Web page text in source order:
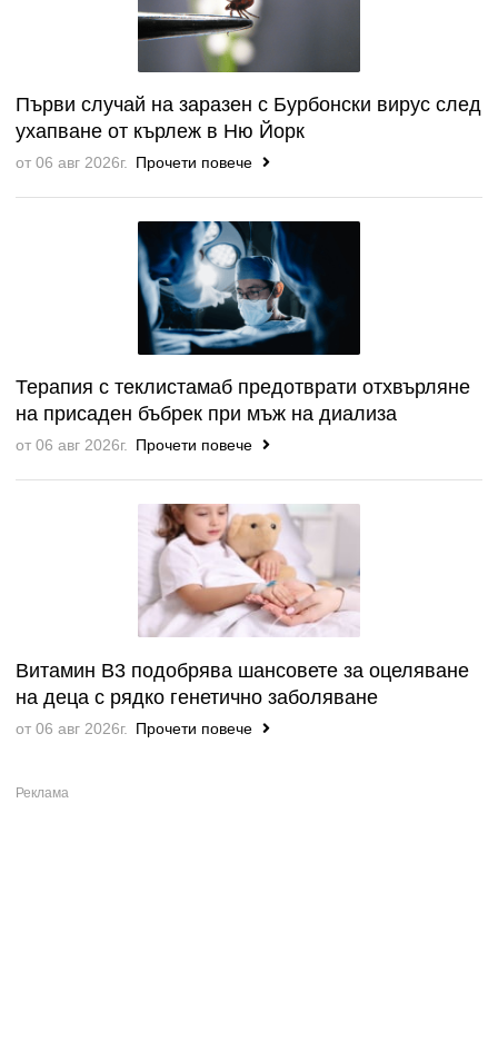
Първи случай на заразен с Бурбонски вирус след
ухапване от кърлеж в Ню Йорк
от 06 авг 2026г. Прочети повече
Терапия с теклистамаб предотврати отхвърляне
на присаден бъбрек при мъж на диализа
от 06 авг 2026г. Прочети повече
Витамин B3 подобрява шансовете за оцеляване
на деца с рядко генетично заболяване
от 06 авг 2026г. Прочети повече